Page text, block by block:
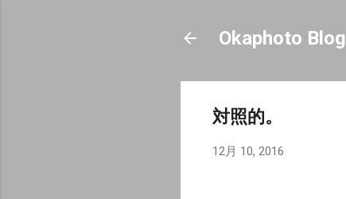
Okaphoto Blog
対照的。
12月 10, 2016